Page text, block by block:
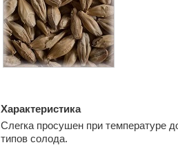
Характеристика
Слегка просушен при температуре
типов солода.